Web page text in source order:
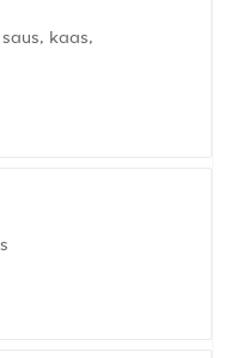
kaas,